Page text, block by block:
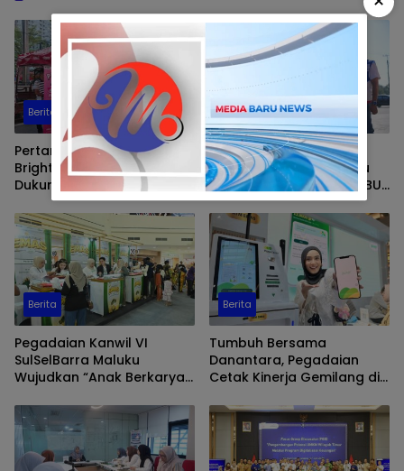
Berita
Pertamina Hadirkan Promo
BrightGas di Car Free Day,
Dukung LPG 3 Kg Tepat
Sasaran
Berita
Pertamina Patra Niaga
Regional Sulawesi Tinjau
Langsung Pelayanan SPBU
di Makassar, Pastikan
Distribusi Biosolar Berjalan
Optimal
Berita
Pegadaian Kanwil VI
SulSelBarra Maluku
Wujudkan “Anak Berkarya,
Pameran UMKM dan Bazar
Emas
Berita
Tumbuh Bersama
Danantara, Pegadaian
Cetak Kinerja Gemilang di